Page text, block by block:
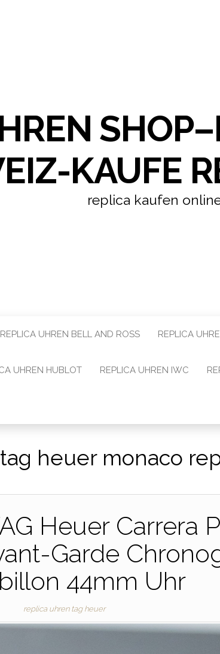
KAUFE
replica kaufen
REPLICA UHREN BELL AND ROSS REPLICA
UHREN HUBLOT REPLICA UHREN IWC
tag heuer monaco
Heuer Carrera
Garde
44mm Uhr
replica uhren tag heuer